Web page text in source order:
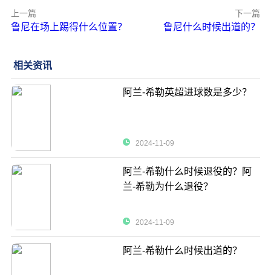
上一篇
鲁尼在场上踢得什么位置？
下一篇
鲁尼什么时候出道的？
相关资讯
阿兰-希勒英超进球数是多少？
2024-11-09
阿兰-希勒什么时候退役的？阿
兰-希勒为什么退役？
2024-11-09
阿兰-希勒什么时候出道的？